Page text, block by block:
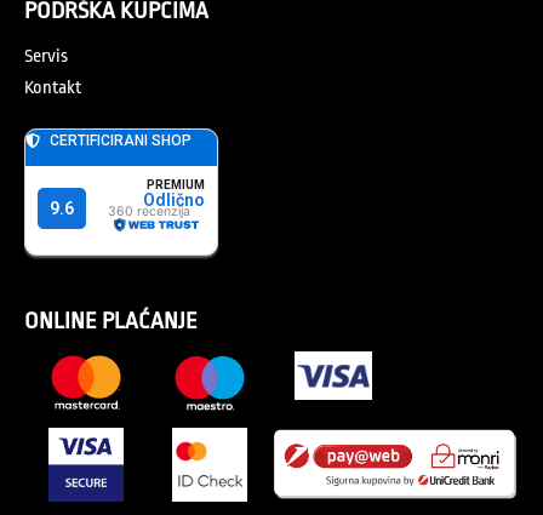
PODRŠKA KUPCIMA
Servis
Kontakt
ONLINE PLAĆANJE